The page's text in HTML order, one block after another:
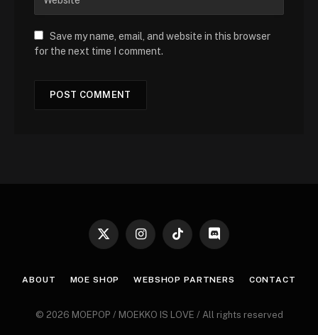
Save my name, email, and website in this browser
for the next time I comment.
X
InstagramTikTok Discord
ABOUT MOE SHOP WEBSHOP PARTNERS CONTACT
© 2026 MOEPOP / MOEKKO IS LOVE / All rights reserved